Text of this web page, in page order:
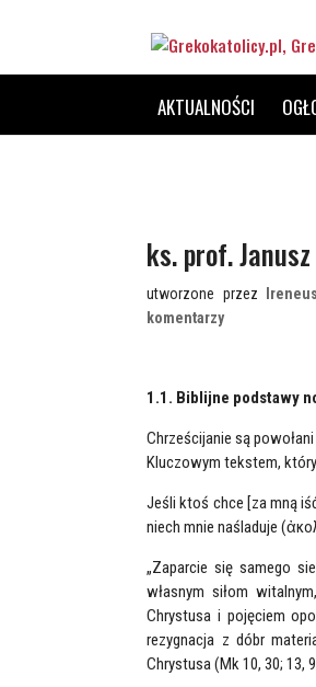
AKTUALNOŚCI
ks. prof.
utworzone przez
komentarzy
1.1. Biblijne podstawy
Chrześcijanie są
Kluczowym tekstem,
Jeśli ktoś chce [za mną
niech mnie naśladuje
„Zaparcie się samego
własnym siłom
Chrystusa i pojęciem
rezygnacja z dóbr
Chrystusa (Mk 10, 30; 13,